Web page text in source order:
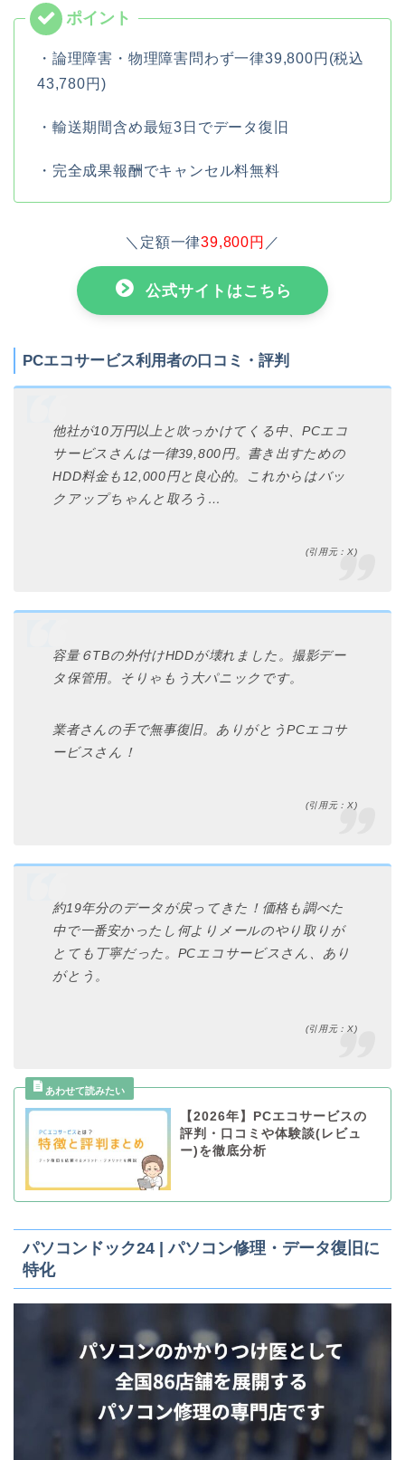
・論理障害・物理障害問わず一律39,800円(税込
43,780円)
・輸送期間含め最短3日でデータ復旧
・完全成果報酬でキャンセル料無料
＼定額一律39,800円 ／
公式サイトはこちら
PCエコサービス利用者の口コミ・評判
他社が10万円以上と吹っかけてくる中、PCエコ
サービスさんは一律39,800円。書き出すための
HDD料金も12,000円と良心的。これからはバッ
クアップちゃんと取ろう…
(引用元：X)
容量６TBの外付けHDDが壊れました。撮影デー
タ保管用。そりゃもう大パニックです。
業者さんの手で無事復旧。ありがとうPCエコサ
ービスさん！
(引用元：X)
約19年分のデータが戻ってきた！価格も調べた
中で一番安かったし何よりメールのやり取りが
とても丁寧だった。PCエコサービスさん、あり
がとう。
(引用元：X)
【2026年】PCエコサービスの
評判・口コミや体験談(レビュ
ー)を徹底分析
パソコンドック24 | パソコン修理・データ復旧に
特化